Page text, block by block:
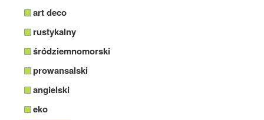
art deco
rustykalny
śródziemnomorski
prowansalski
angielski
eko